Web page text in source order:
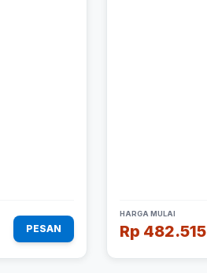
PESAN
HARGA MULAI
Rp 482.515